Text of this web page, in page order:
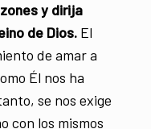
y dirija
de Dios. El
de amar a
Él nos ha
se nos exige
con los mismos